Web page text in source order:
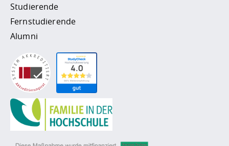
Studierende
Fernstudierende
Alumni